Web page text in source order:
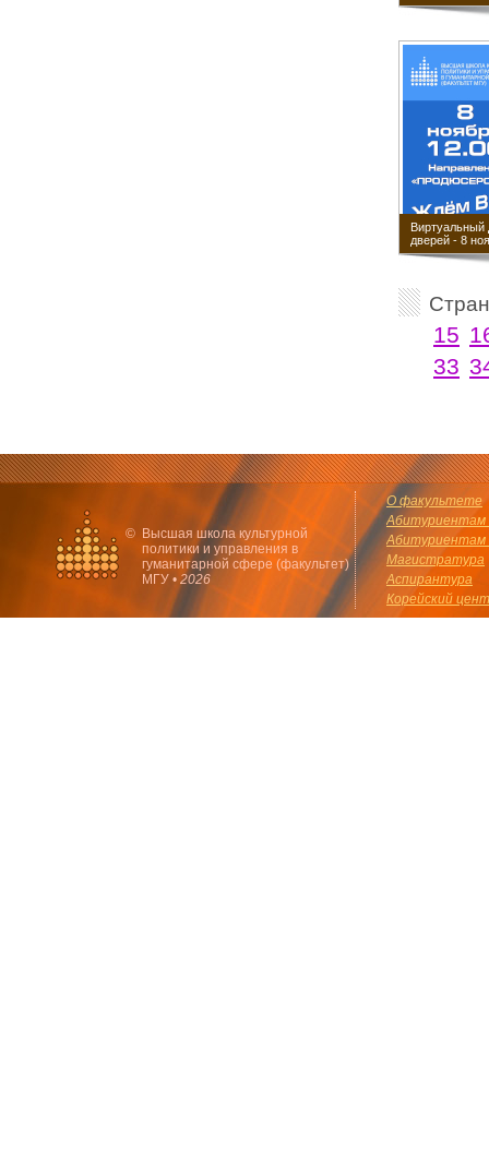
Виртуальный
дверей - 8
15
33
© Высшая школа культурной
политики и управления в
гуманитарной сфере (факультет)
МГУ • 2026
О факультете
Абитуриентам
Абитуриентам
Магистратура
Аспирантура
Корейский